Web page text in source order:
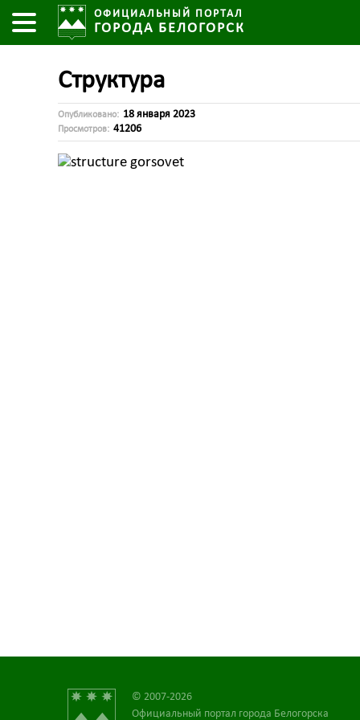
ОФИЦИАЛЬНЫЙ ПОРТАЛ
ГОРОДА БЕЛОГОРСК
Структура
Опубликовано: 18 января 2023
Просмотров: 41206
© 2007-2026
Официальный портал города Белогорска